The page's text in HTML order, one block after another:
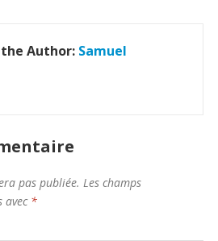
Author: Samuel
pas publiée. Les champs
avec *